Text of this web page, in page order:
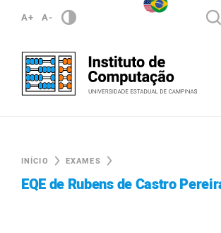
A+ A-
INÍCIO EXAMES
EQE de Rubens de Castro